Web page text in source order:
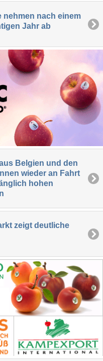
nehmen nach einem
Jahr ab
Belgien und den
wieder an Fahrt
hohen
zeigt deutliche